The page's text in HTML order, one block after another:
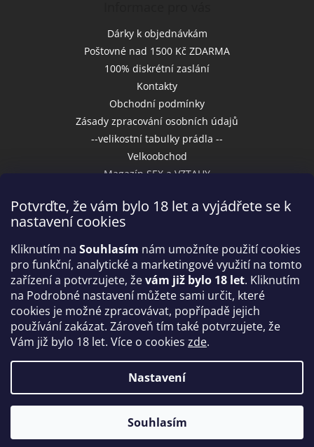
Potvrďte, že vám bylo 18 let a vyjádřete se k
nastavení cookies
Kliknutím na Souhlasím nám umožníte použití cookies
pro funkční, analytické a marketingové využití na tomto
zařízení a potvrzujete, ževám již bylo 18 let. Kliknutím
na Podrobné nastavení můžete sami určit, které
cookies je možné zpracovávat, popřípadě jejich
používání zakázat. Zároveň tím také potvrzujete, že
Vám již bylo 18 let. Více o cookies zde.
Nastavení
Souhlasím
Dárky k objednávkám
Poštovné nad 1500 Kč ZDARMA
100% diskrétní zaslání
Kontakty
Obchodní podmínky
Zásady zpracování osobních údajů
--velikostní tabulky prádla --
Velkoobchod
Magazín SEX a VZTAHY
Přijímáme online platby
Copyright 2026IntimniNakupy.cz. Všechna práva
vyhrazena.